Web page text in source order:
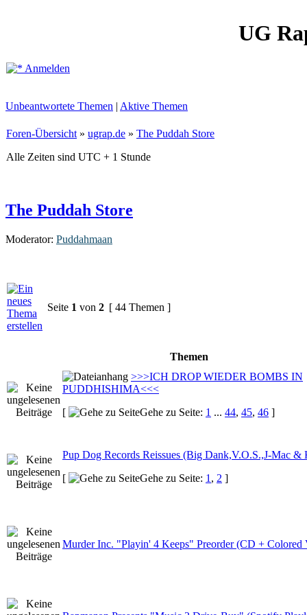
UG
Anmelden
Unbeantwortete Themen | Aktive Themen
Foren-Übersicht » ugrap.de » The Puddah Store
Alle Zeiten sind UTC + 1 Stunde
The Puddah Store
Moderator: Puddahmaan
Seite 1 von 2 [ 44 Themen ]
Themen
>>>ICH DROP WIEDER BOMBS IN
PUDDHISHIMA<<<
[
Gehe zu Seite: 1 ... 44, 45, 46 ]
Pup Dog Records Reissues (Big Dank,V.O.S.,J-Mac &
[
Gehe zu Seite: 1 , 2 ]
Murder Inc. "Playin' 4 Keeps" Preorder (CD + Colored